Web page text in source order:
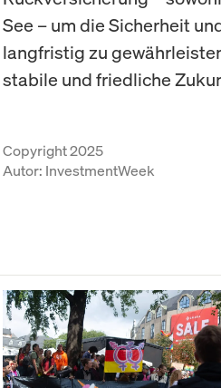
See – um die Sicherheit
langfristig zu
stabile und friedliche
Copyright 2025
Autor: InvestmentWeek